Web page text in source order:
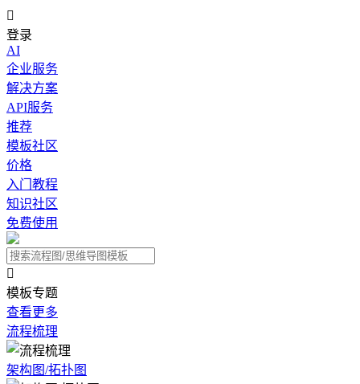

登录
AI
企业服务
解决方案
API服务
推荐
模板社区
价格
入门教程
知识社区
免费使用

模板专题
查看更多
流程梳理
架构图/拓扑图